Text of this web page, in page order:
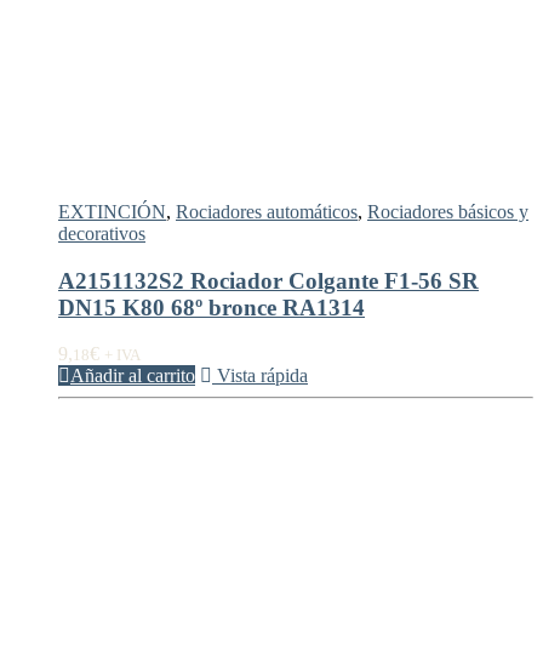
EXTINCIÓN, Rociadores automáticos, Rociadores básicos y
decorativos
A2151132S2 Rociador Colgante F1-56 SR
DN15 K80 68º bronce RA1314
9, 18€ + IVA
Añadir al carrito Vista rápida